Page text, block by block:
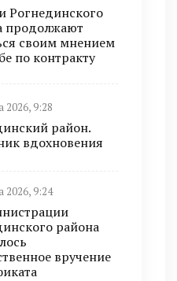
Рогнединского
продолжают
своим мнением
по контракту
2026, 9:28
район.
вдохновения
2026, 9:24
района
вручение